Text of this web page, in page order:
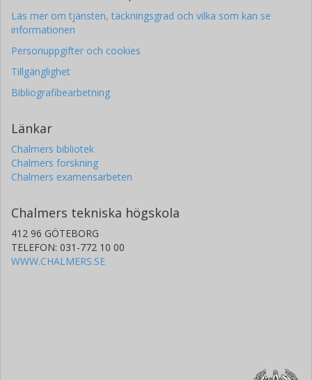
Läs mer om tjänsten, täckningsgrad och vilka som kan se
informationen
Personuppgifter och cookies
Tillgänglighet
Bibliografibearbetning
Länkar
Chalmers bibliotek
Chalmers forskning
Chalmers examensarbeten
Chalmers tekniska högskola
412 96 GÖTEBORG
TELEFON: 031-772 10 00
WWW.CHALMERS.SE